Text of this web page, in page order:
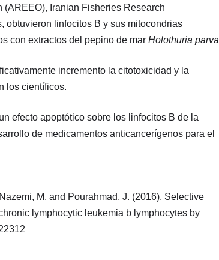
Iranian Fisheries Research
obtuvieron linfocitos B y sus mitocondrias
con extractos del pepino de mar Holothuria parva
incremento la citotoxicidad y la
los científicos.
efecto apoptótico sobre los linfocitos B de la
de medicamentos anticancerígenos para el
M. and Pourahmad, J. (2016), Selective
lymphocytic leukemia b lymphocytes by